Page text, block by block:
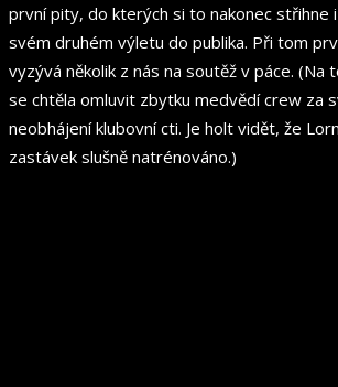
první pity, do kterých si to nakonec střihne
svém druhém výletu do publika. Při tom
vyzývá několik z nás na soutěž v páce. (Na
se chtěla omluvit zbytku medvědí crew za
neobhájení klubovní cti. Je holt vidět, že
zastávek slušně natrénováno.)